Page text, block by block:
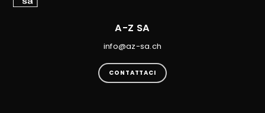
A-Z SA
info@az-sa.ch
CONTATTACI